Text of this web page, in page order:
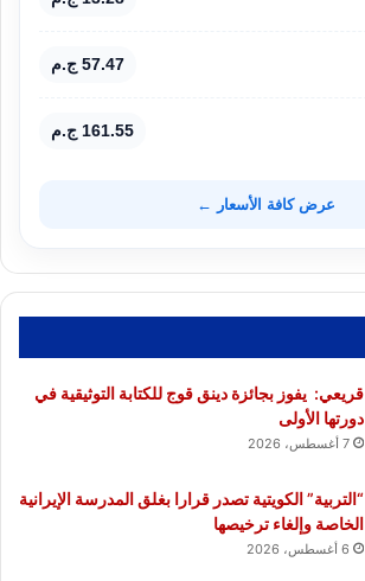
57.47 ج.م
161.55 ج.م
عرض كافة الأسعار ←
قريعي: يفوز بجائزة دينق قوج للكتابة التوثيقية في
دورتها الأولى
7 أغسطس، 2026
“التربية” الكويتية تصدر قرارا بغلق المدرسة الإيرانية
الخاصة وإلغاء ترخيصها
6 أغسطس، 2026